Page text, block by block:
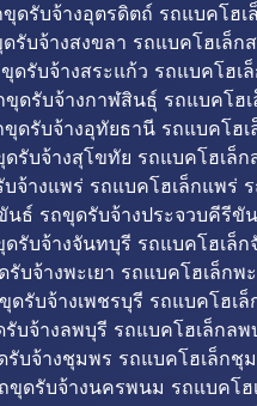
ดรับจ้างอุตรดิตถ์ รถแบคโฮ
รับจ้างสงขลา รถแบคโฮเล็
ดรับจ้างสระแก้ว รถแบคโฮ
ดรับจ้างกาฬสินธุ์ รถแบคโ
ดรับจ้างอุทัยธานี รถแบคโฮ
รับจ้างสุโขทัย รถแบคโฮเล็
จ้างแพร่ รถแบคโฮเล็กแพร่
นธ์ รถขุดรับจ้างประจวบคีรี
รับจ้างจันทบุรี รถแบคโฮเล็
รับจ้างพะเยา รถแบคโฮเล็กพ
ดรับจ้างเพชรบุรี รถแบคโฮเ
บจ้างลพบุรี รถแบคโฮเล็กล
บจ้างชุมพร รถแบคโฮเล็ก
ขุดรับจ้างนครพนม รถแบคโ